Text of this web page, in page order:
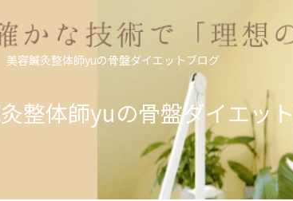
美容鍼灸整体師yuの骨盤ダイエットブログ
整体師yuの骨盤ダイエッ